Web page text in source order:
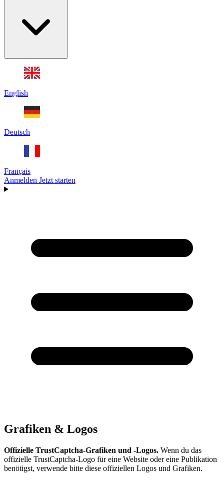
English
Deutsch
Français
Anmelden Jetzt starten
Grafiken & Logos
Offizielle TrustCaptcha-Grafiken und -Logos. Wenn du das
offizielle TrustCaptcha-Logo für eine Website oder eine Publikation
benötigst, verwende bitte diese offiziellen Logos und Grafiken.